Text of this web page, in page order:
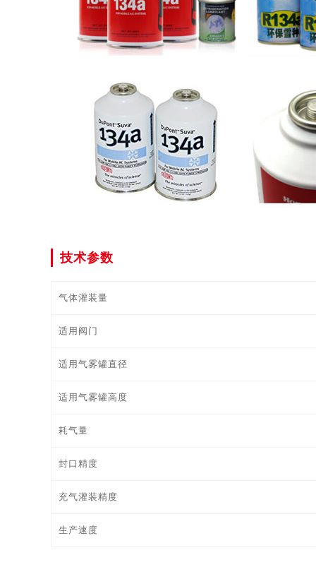
技术参数
气体灌装量
适用阀门
适用气雾罐直径
适用气雾罐高度
耗气量
封口精度
充气灌装精度
生产速度